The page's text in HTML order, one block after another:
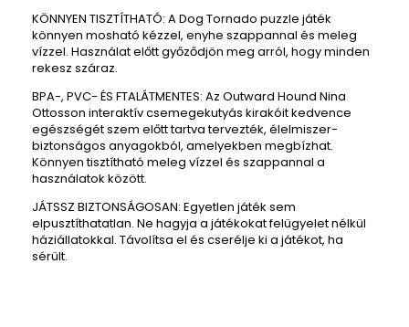
KÖNNYEN TISZTÍTHATÓ: A Dog Tornado puzzle játék
könnyen mosható kézzel, enyhe szappannal és meleg
vízzel. Használat előtt győződjön meg arról, hogy minden
rekesz száraz.
BPA-, PVC- ÉS FTALÁTMENTES: Az Outward Hound Nina
Ottosson interaktív csemegekutyás kirakóit kedvence
egészségét szem előtt tartva tervezték, élelmiszer-
biztonságos anyagokból, amelyekben megbízhat.
Könnyen tisztítható meleg vízzel és szappannal a
használatok között.
JÁTSSZ BIZTONSÁGOSAN: Egyetlen játék sem
elpusztíthatatlan. Ne hagyja a játékokat felügyelet nélkül
háziállatokkal. Távolítsa el és cserélje ki a játékot, ha
sérült.